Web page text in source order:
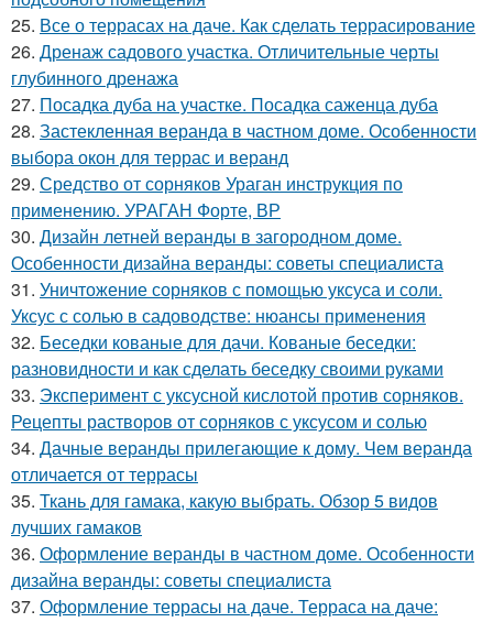
25. Все о террасах на даче. Как сделать террасирование
26. Дренаж садового участка. Отличительные черты
глубинного дренажа
27. Посадка дуба на участке. Посадка саженца дуба
28. Застекленная веранда в частном доме. Особенности
выбора окон для террас и веранд
29. Средство от сорняков Ураган инструкция по
применению. УРАГАН Форте, ВР
30. Дизайн летней веранды в загородном доме.
Особенности дизайна веранды: советы специалиста
31. Уничтожение сорняков с помощью уксуса и соли.
Уксус с солью в садоводстве: нюансы применения
32. Беседки кованые для дачи. Кованые беседки:
разновидности и как сделать беседку своими руками
33. Эксперимент с уксусной кислотой против сорняков.
Рецепты растворов от сорняков с уксусом и солью
34. Дачные веранды прилегающие к дому. Чем веранда
отличается от террасы
35. Ткань для гамака, какую выбрать. Обзор 5 видов
лучших гамаков
36. Оформление веранды в частном доме. Особенности
дизайна веранды: советы специалиста
37. Оформление террасы на даче. Терраса на даче: